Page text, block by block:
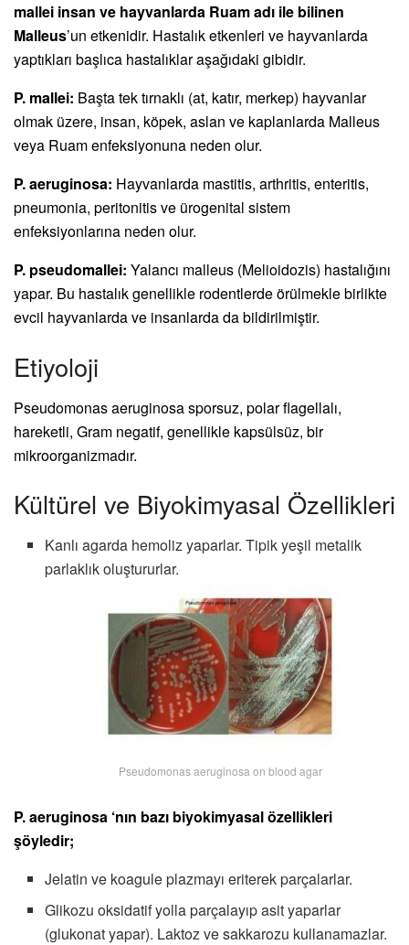
mallei insan ve hayvanlarda Ruam adı ile bilinen
Malleus’un etkenidir. Hastalık etkenleri ve hayvanlarda
yaptıkları başlıca hastalıklar aşağıdaki gibidir.
P. mallei: Başta tek tırnaklı (at, katır, merkep) hayvanlar
olmak üzere, insan, köpek, aslan ve kaplanlarda Malleus
veya Ruam enfeksiyonuna neden olur.
P. aeruginosa: Hayvanlarda mastitis, arthritis, enteritis,
pneumonia, peritonitis ve ürogenital sistem
enfeksiyonlarına neden olur.
P. pseudomallei: Yalancı malleus (Melioidozis) hastalığını
yapar. Bu hastalık genellikle rodentlerde örülmekle birlikte
evcil hayvanlarda ve insanlarda da bildirilmiştir.
Etiyoloji
Pseudomonas aeruginosa sporsuz, polar flagellalı,
hareketli, Gram negatif, genellikle kapsülsüz, bir
mikroorganizmadır.
Kültürel ve Biyokimyasal Özellikleri
Kanlı agarda hemoliz yaparlar. Tipik yeşil metalik
parlaklık oluştururlar.
Pseudomonas aeruginosa on blood agar
P. aeruginosa ‘nın bazı biyokimyasal özellikleri
şöyledir;
Jelatin ve koagule plazmayı eriterek parçalarlar.
Glikozu oksidatif yolla parçalayıp asit yaparlar
(glukonat yapar). Laktoz ve sakkarozu kullanamazlar.